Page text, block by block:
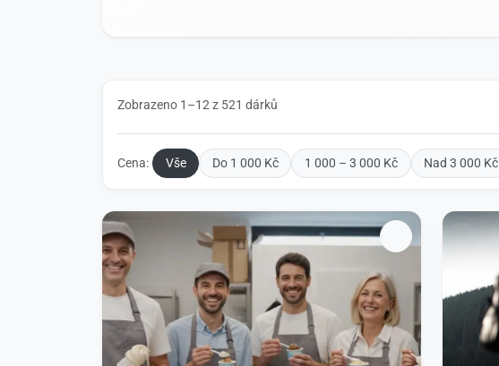
Zobrazeno 1–12 z 521 dárků
Cena: Vše Do 1 000 Kč 1 000 – 3 000 Kč Nad 3 000 Kč